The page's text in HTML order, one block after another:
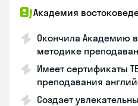
Академия
Окончила Академию
методике
Имеет сертификаты
преподавания
Создает